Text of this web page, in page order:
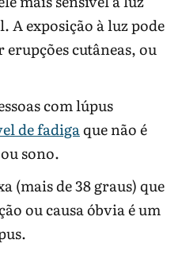
A exposição à luz pode
cutâneas, ou
com lúpus
de fadigaque não é
sono.
(mais de 38 graus) que
ou causa óbvia é um